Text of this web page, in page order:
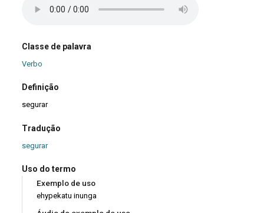
Classe de palavra
Verbo
Definição
segurar
Tradução
segurar
Uso do termo
Exemplo de uso
ehypekatu inunga